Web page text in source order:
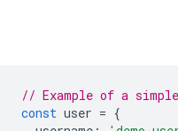
// Example of a
const user = {